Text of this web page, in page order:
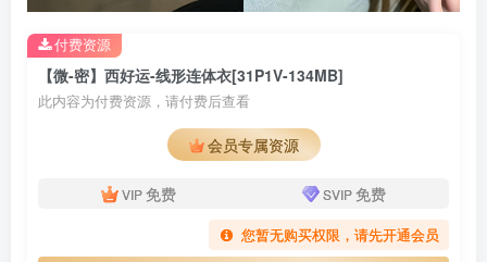
【微-密】西好运-线形连体衣[31P1V-134MB]
此内容为付费资源，请付费后查看
会员专属资源
VIP免费 SVIP免费
您暂无购买权限，请先开通会员
付费资源